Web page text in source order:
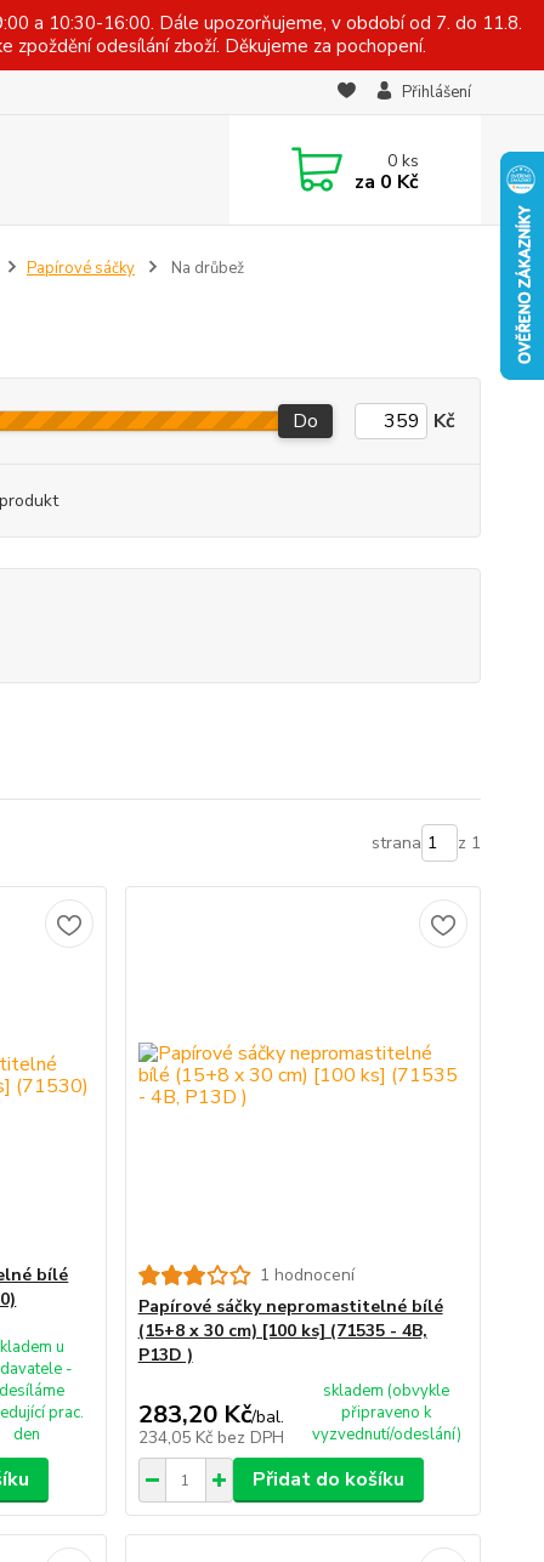
a 10:30-16:00. Dále upozorňujeme, v období od 7. do 11.8.
odesílání zboží. Děkujeme za pochopení.
Přihlášení
0ks
za 0 Kč
Papírové sáčky Na drůbež
Do Kč
strana z 1
bílé
u
-
prac.
den
1 hodnocení
Papírové sáčky nepromastitelné bílé
(15+8 x 30 cm) [100 ks] (71535 - 4B,
P13D )
283,20 Kč/bal.
234,05 Kč bez DPH
skladem (obvykle
připraveno k
vyzvednutí/odeslání)
Přidat do košíku